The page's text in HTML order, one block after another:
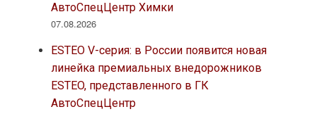
АвтоСпецЦентр Химки
07.08.2026
ESTEO V-серия: в России появится новая
линейка премиальных внедорожников
ESTEO, представленного в ГК
АвтоСпецЦентр